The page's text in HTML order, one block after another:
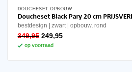
DOUCHESET OPBOUW
Doucheset Black Pary 20 cm
bestdesign zwart opbouw, rond
349,95 oorspronkelijke
prijs
was:
249,95huidige
op voorraad